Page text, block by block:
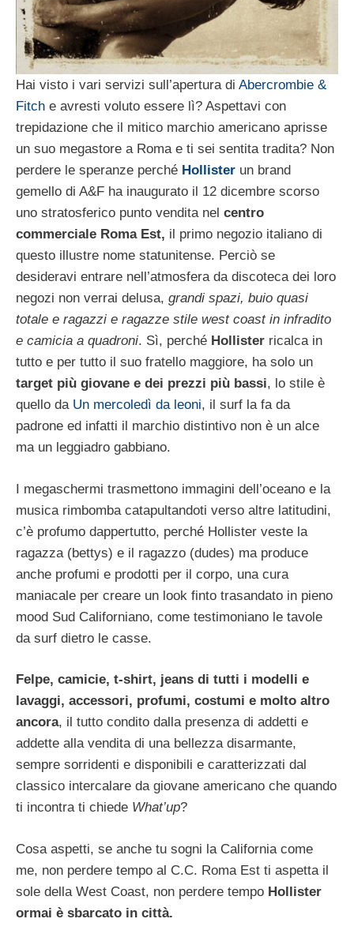
Hai visto i vari servizi sull’apertura di Abercrombie &
Fitch e avresti voluto essere lì? Aspettavi con
trepidazione che il mitico marchio americano aprisse
un suo megastore a Roma e ti sei sentita tradita? Non
perdere le speranze perché Hollister un brand
gemello di A&F ha inaugurato il 12 dicembre scorso
uno stratosferico punto vendita nel centro
commerciale Roma Est, il primo negozio italiano di
questo illustre nome statunitense. Perciò se
desideravi entrare nell’atmosfera da discoteca dei loro
negozi non verrai delusa, grandi spazi, buio quasi
totale e ragazzi e ragazze stile west coast in infradito
e camicia a quadroni. Sì, perché Hollister ricalca in
tutto e per tutto il suo fratello maggiore, ha solo un
target più giovane e dei prezzi più bassi, lo stile è
quello da Un mercoledì da leoni, il surf la fa da
padrone ed infatti il marchio distintivo non è un alce
ma un leggiadro gabbiano.
I megaschermi trasmettono immagini dell’oceano e la
musica rimbomba catapultandoti verso altre latitudini,
c’è profumo dappertutto, perché Hollister veste la
ragazza (bettys) e il ragazzo (dudes) ma produce
anche profumi e prodotti per il corpo, una cura
maniacale per creare un look finto trasandato in pieno
mood Sud Californiano, come testimoniano le tavole
da surf dietro le casse.
Felpe, camicie, t-shirt, jeans di tutti i modelli e
lavaggi, accessori, profumi, costumi e molto altro
ancora, il tutto condito dalla presenza di addetti e
addette alla vendita di una bellezza disarmante,
sempre sorridenti e disponibili e caratterizzati dal
classico intercalare da giovane americano che quando
ti incontra ti chiede What’up?
Cosa aspetti, se anche tu sogni la California come
me, non perdere tempo al C.C. Roma Est ti aspetta il
sole della West Coast, non perdere tempo Hollister
ormai è sbarcato in città.